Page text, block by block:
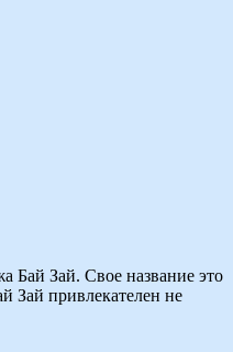
Бай Зай. Свое название это
Зай привлекателен не